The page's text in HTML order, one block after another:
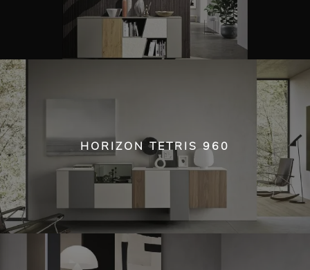
HORIZON TETRIS 960